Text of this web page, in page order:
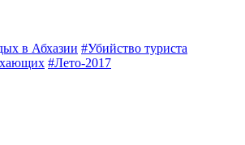
в Абхазии #Убийство туриста
#Лето-2017